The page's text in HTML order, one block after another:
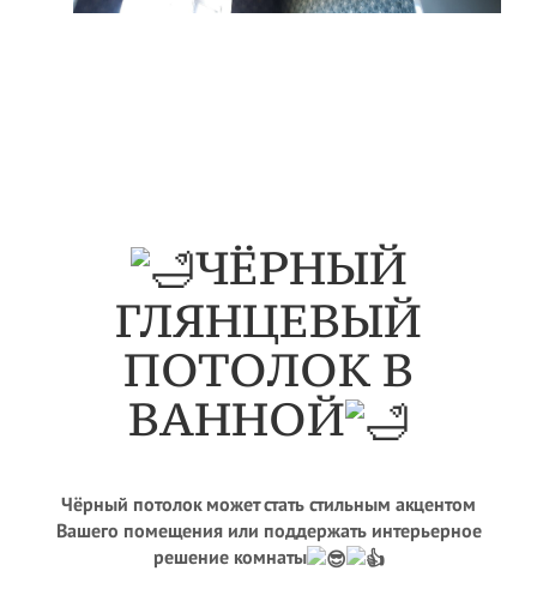
ЧЁРНЫЙ
ГЛЯНЦЕВЫЙ
ПОТОЛОК В
ВАННОЙ
Чёрный потолок может стать стильным акцентом
Вашего помещения или поддержать интерьерное
решение комнаты